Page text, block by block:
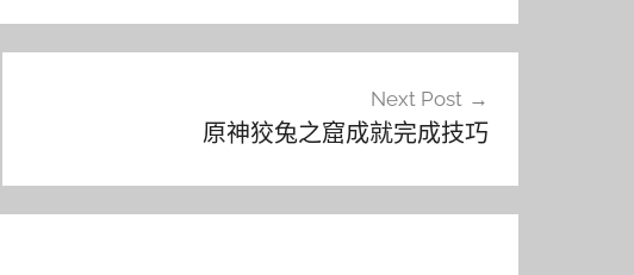
Next Post
原神狡兔之窟成就完成技巧